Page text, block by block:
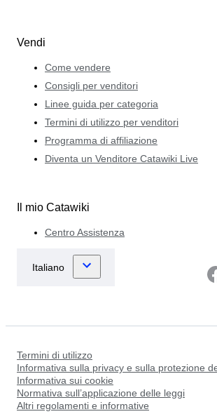
Vendi
Come vendere
Consigli per venditori
Linee guida per categoria
Termini di utilizzo per venditori
Programma di affiliazione
Diventa un Venditore Catawiki Live
Il mio Catawiki
Centro Assistenza
Termini di utilizzo
Informativa sulla privacy e sulla protezione
Informativa sui cookie
Normativa sull’applicazione delle leggi
Altri regolamenti e informative